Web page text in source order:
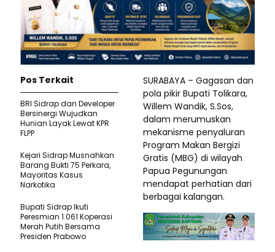
SURABAYA – Gagasan dan
pola pikir Bupati Tolikara,
Willem Wandik, S.Sos,
dalam merumuskan
mekanisme penyaluran
Program Makan Bergizi
Gratis (MBG) di wilayah
Papua Pegunungan
mendapat perhatian dari
berbagai kalangan.
Pos Terkait
BRI Sidrap dan Developer
Bersinergi Wujudkan
Hunian Layak Lewat KPR
FLPP
Kejari Sidrap Musnahkan
Barang Bukti 75 Perkara,
Mayoritas Kasus
Narkotika
Bupati Sidrap Ikuti
Peresmian 1.061 Koperasi
Merah Putih Bersama
Presiden Prabowo